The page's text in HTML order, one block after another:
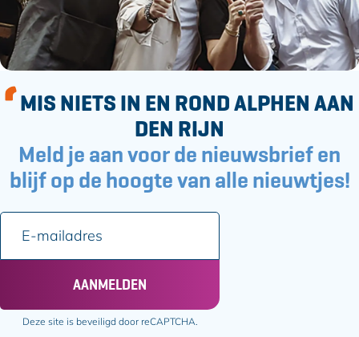
MIS NIETS IN EN ROND ALPHEN AAN
DEN RIJN
Meld je aan voor de nieuwsbrief en
blijf op de hoogte van alle nieuwtjes!
E
m
l
AANMELDEN
Deze site is beveiligd door reCAPTCHA.